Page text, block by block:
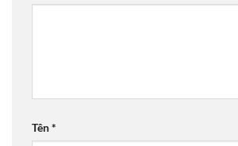
Tên*